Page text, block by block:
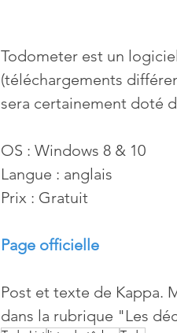
Todometer est un
(téléchargements
sera certainement doté
OS : Windows 8 & 10
Langue : anglais
Prix : Gratuit
Page officielle
‌Post et texte de Kappa.
dans la rubrique "Les